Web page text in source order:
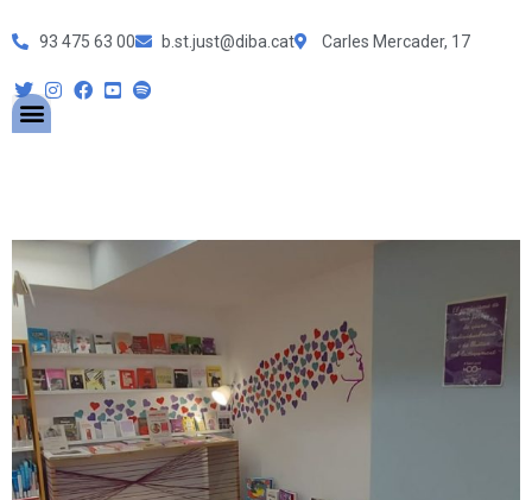
93 475 63 00 b.st.just@diba.cat Carles Mercader, 17